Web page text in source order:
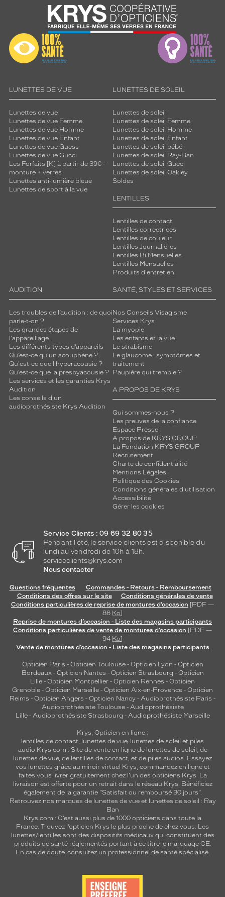
LUNETTES DE VUE
Lunettes de vue
Lunettes de vue Femme
Lunettes de vue Homme
Lunettes de vue Enfant
Lunettes de vue Guess
Lunettes de vue Gucci
Les Forfaits [K] à partir de 39€ -
monture + verres
Lunettes anti-lumière bleue
Lunettes de sport à la vue
LUNETTES DE SOLEIL
Lunettes de soleil
Lunettes de soleil Femme
Lunettes de soleil Homme
Lunettes de soleil Enfant
Lunettes de soleil bébé
Lunettes de soleil Ray-Ban
Lunettes de soleil Gucci
Lunettes de soleil Oakley
Soldes
LENTILLES
Lentilles de contact
Lentilles correctrices
Lentilles de couleur
Lentilles Journalières
Lentilles Bi Mensuelles
Lentilles Mensuelles
Produits d'entretien
AUDITION
Les troubles de l’audition : de quoi
parle-t-on ?
Les grandes étapes de
l'appareillage
Les différents types d’appareils
Qu’est-ce qu'un acouphène ?
Qu'est-ce que l'hyperacousie ?
Qu’est-ce que la presbyacousie ?
Les services et les garanties Krys
Audition
Les conseils d'un
audioprothésiste Krys Audition
SANTÉ, STYLES ET SERVICES
Nos Conseils Visagisme
Services Krys
La myopie
Les enfants et la vue
Le strabisme
Le glaucome : symptômes et
traitement
Paupière qui tremble ?
A PROPOS DE KRYS
Qui sommes-nous ?
Les preuves de la confiance
Espace Presse
A propos de KRYS GROUP
La Fondation KRYS GROUP
Recrutement
Charte de confidentialité
Mentions Légales
Politique des Cookies
Conditions générales d'utilisation
Accessibilité
Gérer les cookies
Service Clients : 09 69 32 80 35
Pendant l'été, le service clients est disponible du
lundi au vendredi de 10h à 18h.
serviceclients@krys.com
Nous contacter
Questions fréquentes
Commandes - Retours - Remboursement
Conditions des offres sur le site
Conditions générales de vente
Conditions particulières de reprise de montures d’occasion [PDF —
86 Ko]
Reprise de montures d’occasion - Liste des magasins participants
Conditions particulières de vente de montures d’occasion [PDF —
94 Ko]
Vente de montures d’occasion - Liste des magasins participants
Opticien Paris - Opticien Toulouse- Opticien Lyon - Opticien
Bordeaux- Opticien Nantes - Opticien Strasbourg - Opticien
Lille - Opticien Montpellier - Opticien Rennes - Opticien
Grenoble - Opticien Marseille - Opticien Aix-en-Provence - Opticien
Reims - Opticien Angers - Opticien Nancy - Audioprothésiste Paris -
Audioprothésiste Toulouse- Audioprothésiste
Lille- Audioprothésiste Strasbourg - Audioprothésiste Marseille
Krys, Opticien en ligne :
lentilles de contact, lunettes de vue, lunettes de soleil et piles
audio Krys.com : Site de vente en ligne de lunettes de soleil, de
lunettes de vue, de lentilles de contact, et de piles audios. Essayez
vos lunettes grâce au miroir virtuel Krys, commandez en ligne et
faites vous livrer gratuitement chez l'un des opticiens Krys. La
livraison est offerte pour un retrait dans le réseau Krys. Bénéficiez
également de la garantie "Satisfait ou remboursé 30 jours".
Retrouvez nos marques de lunettes de vue et lunettes de soleil : Ray
Ban
Krys.com : C’est aussi plus de 1000 opticiens dans toute la
France. Trouvez l’opticien Krys le plus proche de chez vous. Les
lunettes/lentilles sont des dispositifs médicaux qui constituent des
produits de santé réglementés portant à ce titre le marquage CE.
En cas de doute, consultez un professionnel de santé spécialisé.